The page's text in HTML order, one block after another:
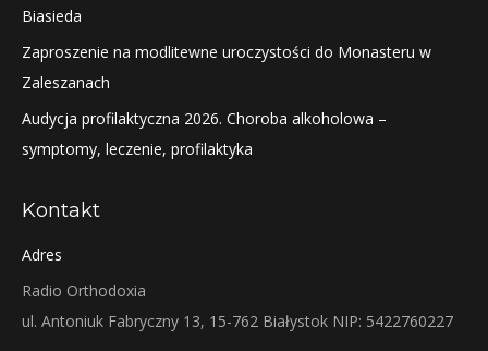
Biasieda
Zaproszenie na modlitewne uroczystości do Monasteru w
Zaleszanach
Audycja profilaktyczna 2026. Choroba alkoholowa –
symptomy, leczenie, profilaktyka
Kontakt
Adres
Radio Orthodoxia
ul. Antoniuk Fabryczny 13, 15-762 Białystok NIP: 5422760227